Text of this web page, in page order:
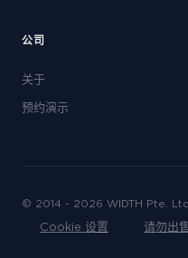
公司
关于
预约演示
© 2014 - 2026 WIDTH Pte. Ltd.
Cookie 设置 · 请勿出